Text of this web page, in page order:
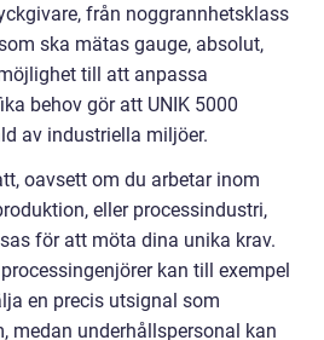
från noggrannhetsklass
ska mätas gauge, absolut,
till att anpassa
behov gör att UNIK 5000
av industriella miljöer.
oavsett om du arbetar inom
eller processindustri,
för att möta dina unika krav.
kan till exempel
en precis utsignal som
medan underhållspersonal kan